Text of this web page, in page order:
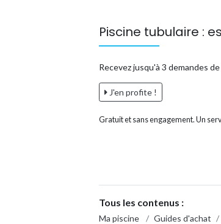
Piscine tubulaire :
Recevez jusqu'à 3 demandes
J'en profite !
Gratuit et sans engagement. Un
Tous les contenus :
Ma piscine / Guides d'achat /